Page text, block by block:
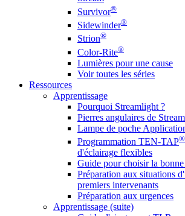
Survivor®
Sidewinder®
Strion®
Color-Rite®
Lumières pour une cause
Voir toutes les séries
Ressources
Apprentissage
Pourquoi Streamlight ?
Pierres angulaires de
Lampe de poche
Programmation TEN-TAP®
d'éclairage flexibles
Guide pour choisir la
Préparation aux situations
premiers intervenants
Préparation aux urgences
Apprentissage (suite)